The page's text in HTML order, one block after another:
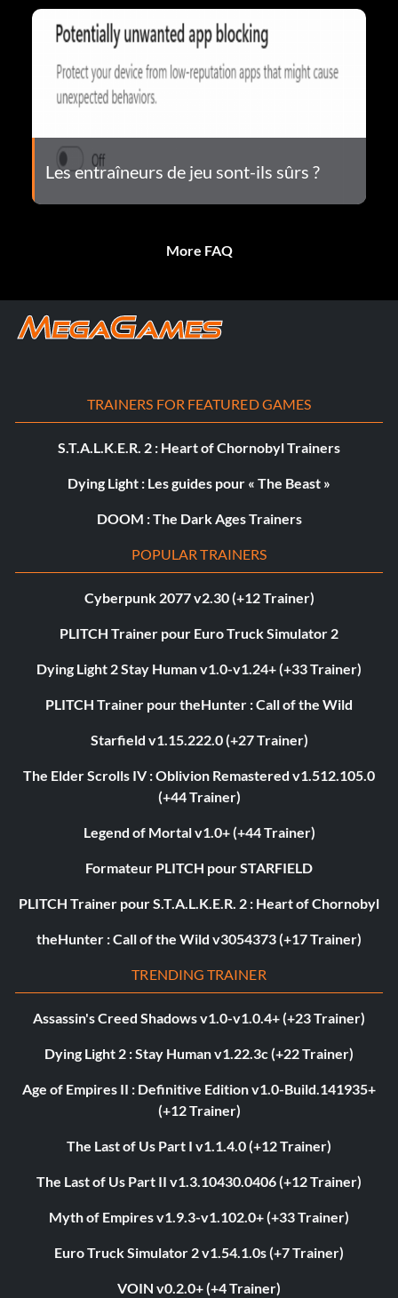
Les entraîneurs de jeu sont-ils sûrs ?
More FAQ
TRAINERS FOR FEATURED GAMES
S.T.A.L.K.E.R. 2 : Heart of Chornobyl Trainers
Dying Light : Les guides pour « The Beast »
DOOM : The Dark Ages Trainers
POPULAR TRAINERS
Cyberpunk 2077 v2.30 (+12 Trainer)
PLITCH Trainer pour Euro Truck Simulator 2
Dying Light 2 Stay Human v1.0-v1.24+ (+33 Trainer)
PLITCH Trainer pour theHunter : Call of the Wild
Starfield v1.15.222.0 (+27 Trainer)
The Elder Scrolls IV : Oblivion Remastered v1.512.105.0
(+44 Trainer)
Legend of Mortal v1.0+ (+44 Trainer)
Formateur PLITCH pour STARFIELD
PLITCH Trainer pour S.T.A.L.K.E.R. 2 : Heart of Chornobyl
theHunter : Call of the Wild v3054373 (+17 Trainer)
TRENDING TRAINER
Assassin's Creed Shadows v1.0-v1.0.4+ (+23 Trainer)
Dying Light 2 : Stay Human v1.22.3c (+22 Trainer)
Age of Empires II : Definitive Edition v1.0-Build.141935+
(+12 Trainer)
The Last of Us Part I v1.1.4.0 (+12 Trainer)
The Last of Us Part II v1.3.10430.0406 (+12 Trainer)
Myth of Empires v1.9.3-v1.102.0+ (+33 Trainer)
Euro Truck Simulator 2 v1.54.1.0s (+7 Trainer)
VOIN v0.2.0+ (+4 Trainer)